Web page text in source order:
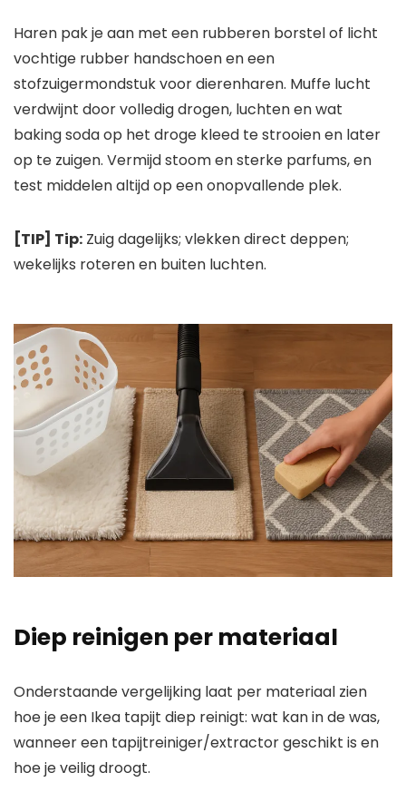
Haren pak je aan met een rubberen borstel of licht
vochtige rubber handschoen en een
stofzuigermondstuk voor dierenharen. Muffe lucht
verdwijnt door volledig drogen, luchten en wat
baking soda op het droge kleed te strooien en later
op te zuigen. Vermijd stoom en sterke parfums, en
test middelen altijd op een onopvallende plek.
[TIP] Tip: Zuig dagelijks; vlekken direct deppen;
wekelijks roteren en buiten luchten.
Diep reinigen per materiaal
Onderstaande vergelijking laat per materiaal zien
hoe je een Ikea tapijt diep reinigt: wat kan in de was,
wanneer een tapijtreiniger/extractor geschikt is en
hoe je veilig droogt.